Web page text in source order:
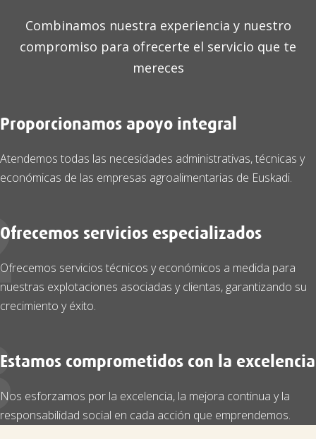
Combinamos nuestra experiencia y nuestro
compromiso para ofrecerte el servicio que te
mereces
Proporcionamos apoyo integral
Atendemos todas las necesidades administrativas, técnicas y
económicas de las empresas agroalimentarias de Euskadi.
Ofrecemos servicios especializados
Ofrecemos servicios técnicos y económicos a medida para
nuestras explotaciones asociadas y clientas, garantizando su
crecimiento y éxito.
Estamos comprometidos con la excelencia
Nos esforzamos por la excelencia, la mejora continua y la
responsabilidad social en cada acción que emprendemos.